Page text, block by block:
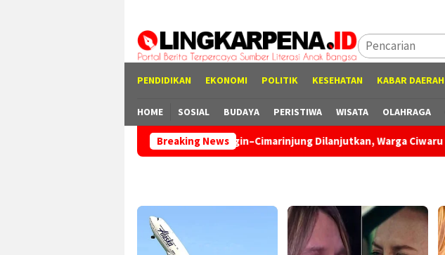
PENDIDIKAN EKONOMI POLITIK KESEHATAN KABAR DAERAH
HOME SOSIAL BUDAYA PERISTIWA WISATA OLAHRAGA
Breaking News
Jalan Tegalcaringin–Cimarinjung Dilanjutkan, Warga Ciwaru Sambut Positif